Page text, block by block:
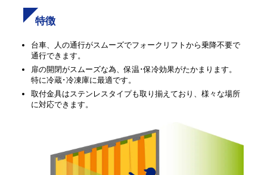
特徴
台車、人の通行がスムーズでフォークリフトから乗降不要で
通行できます。
扉の開閉がスムーズな為、保温･保冷効果がたかまります。
特に冷蔵･冷凍庫に最適です。
取付金具はステンレスタイプも取り揃えており、様々な場所
に対応できます。